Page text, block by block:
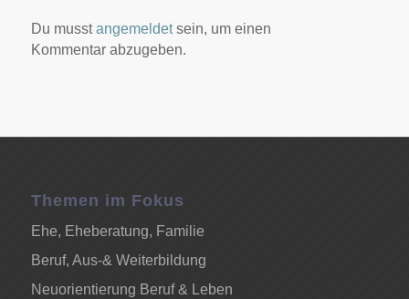
Du musstangemeldetsein, um einen
Kommentar abzugeben.
Themen im Fokus
Ehe, Eheberatung, Familie
Beruf, Aus-& Weiterbildung
Neuorientierung Beruf & Leben